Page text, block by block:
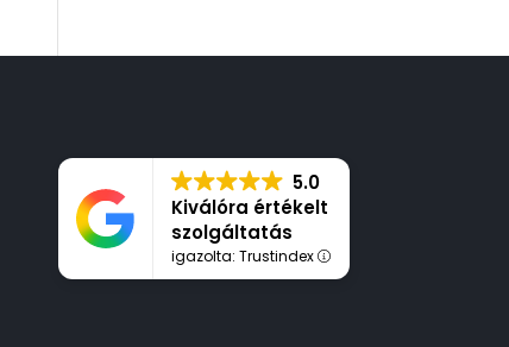
5.0
Kiválóra értékelt
szolgáltatás
igazolta: Trustindex